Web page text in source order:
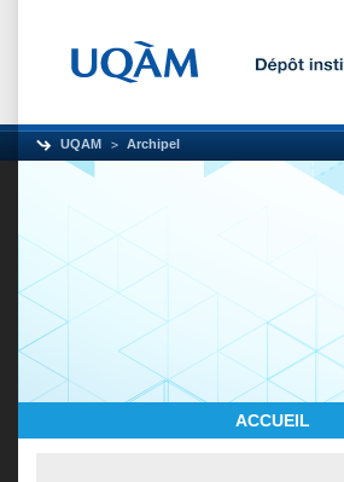
UQAM Archipel
ACCUEIL